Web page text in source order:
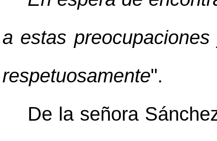
a estas
respetuosamente".
De la señora